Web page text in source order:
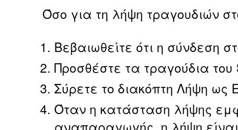
Όσο για τη λήψη τραγουδιών
Βεβαιωθείτε ότι η σύνδεση
Προσθέστε τα τραγούδια
Σύρετε το διακόπτη Λήψη ως
Όταν η κατάσταση λήψης
αναπαραγωγής, η λήψη είναι